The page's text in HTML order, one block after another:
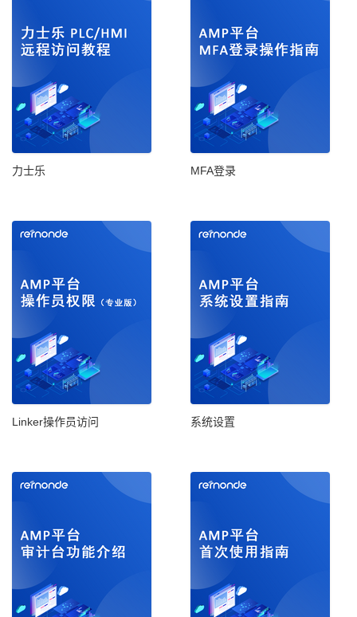
力士乐 MFA登录
Linker操作员访问 系统设置